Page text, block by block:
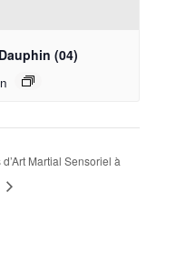
(04)
Martial Sensoriel à